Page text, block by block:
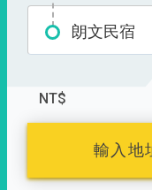
朗文民宿
NT$
輸入地